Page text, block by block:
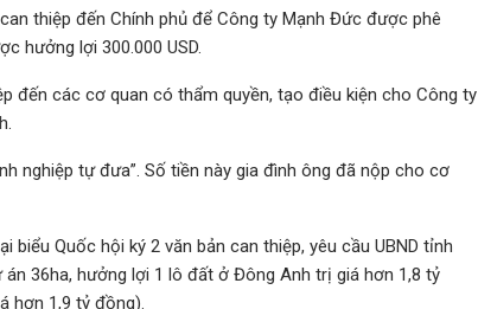
thiệp đến Chính phủ để Công ty Mạnh Đức được phê
hưởng lợi 300.000 USD.
đến các cơ quan có thẩm quyền, tạo điều kiện cho Công ty
nghiệp tự đưa”. Số tiền này gia đình ông đã nộp cho cơ
Quốc hội ký 2 văn bản can thiệp, yêu cầu UBND tỉnh
36ha, hưởng lợi 1 lô đất ở Đông Anh trị giá hơn 1,8 tỷ
hơn 1,9 tỷ đồng).